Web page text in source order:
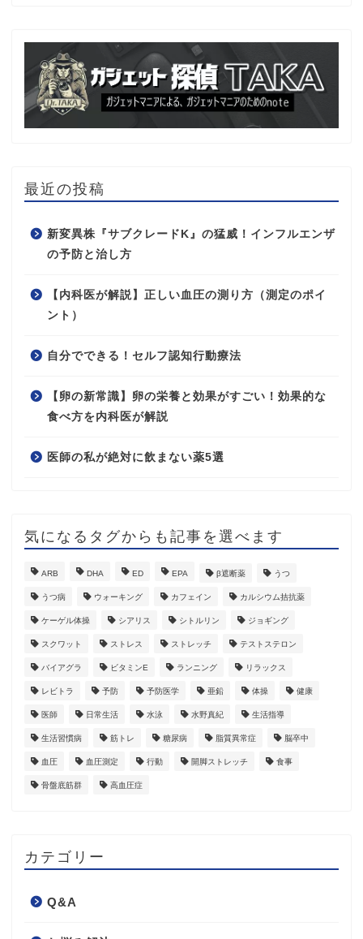
最近の投稿
新変異株『サブクレードK』の猛威！インフルエンザ
の予防と治し方
【内科医が解説】正しい血圧の測り方（測定のポイ
ント）
自分でできる！セルフ認知行動療法
【卵の新常識】卵の栄養と効果がすごい！効果的な
食べ方を内科医が解説
医師の私が絶対に飲まない薬5選
気になるタグからも記事を選べます
ARB DHA ED EPA β遮断薬 うつ
うつ病 ウォーキング カフェイン カルシウム拮抗薬
ケーゲル体操 シアリス シトルリン ジョギング
スクワット ストレス ストレッチ テストステロン
バイアグラ ビタミンE ランニング リラックス
レビトラ 予防 予防医学 亜鉛 体操 健康
医師 日常生活 水泳 水野真紀 生活指導
生活習慣病 筋トレ 糖尿病 脂質異常症 脳卒中
血圧 血圧測定 行動 開脚ストレッチ 食事
骨盤底筋群 高血圧症
カテゴリー
Q&A